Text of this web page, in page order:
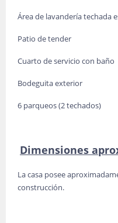
Área de lavandería techada
Patio de tender
Cuarto de servicio con baño
Bodeguita exterior
6 parqueos (2 techados)
Dimensiones
La casa posee
construcción.